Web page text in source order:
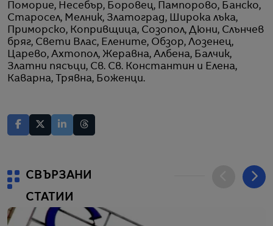
Поморие, Несебър, Боровец, Пампорово, Банско,
Старосел, Мелник, Златоград, Широка лъка,
Приморско, Копривщица, Созопол, Дюни, Слънчев
бряг, Свети Влас, Елените, Обзор, Лозенец,
Царево, Ахтопол, Жеравна, Албена, Балчик,
Златни пясъци, Св. Св. Константин и Елена,
Каварна, Трявна, Боженци.
СВЪРЗАНИ
СТАТИИ